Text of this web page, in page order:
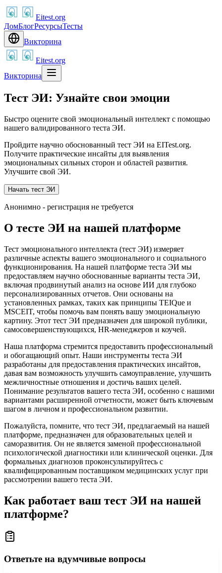
Eitest.org
ДомБлогРесурсыТесты
Викторина
Eitest.org
Викторина
Тест ЭИ: Узнайте свои эмоции
Быстро оцените свой эмоциональный интеллект с помощью
нашего валидированного теста ЭИ.
Пройдите научно обоснованный тест ЭИ на EITest.org.
Получите практические инсайты для выявления
эмоциональных сильных сторон и областей развития.
Улучшите свой ЭИ.
Начать тест ЭИ
Анонимно - регистрация не требуется
О тесте ЭИ на нашей платформе
Тест эмоционального интеллекта (тест ЭИ) измеряет
различные аспекты вашего эмоционального и социального
функционирования. На нашей платформе теста ЭИ мы
предоставляем научно обоснованные варианты теста ЭИ,
включая продвинутый анализ на основе ИИ для глубоко
персонализированных отчетов. Они основаны на
установленных рамках, таких как принципы TEIQue и
MSCEIT, чтобы помочь вам понять вашу эмоциональную
картину. Этот тест ЭИ предназначен для широкой публики,
самосовершенствующихся, HR-менеджеров и коучей.
Наша платформа стремится предоставить профессиональный
и обогащающий опыт. Наши инструменты теста ЭИ
разработаны для предоставления практических инсайтов,
давая вам возможность улучшить самоуправление, улучшить
межличностные отношения и достичь ваших целей.
Понимание результатов вашего теста ЭИ, особенно с нашими
вариантами расширенной отчетности, может быть ключевым
шагом в личном и профессиональном развитии.
Пожалуйста, помните, что тест ЭИ, предлагаемый на нашей
платформе, предназначен для образовательных целей и
саморазвития. Он не является заменой профессиональной
психологической диагностики или клинической оценки. Для
формальных диагнозов проконсультируйтесь с
квалифицированным поставщиком медицинских услуг при
рассмотрении вашего теста ЭИ.
Как работает ваш тест ЭИ на нашей
платформе?
Ответьте на вдумчивые вопросы